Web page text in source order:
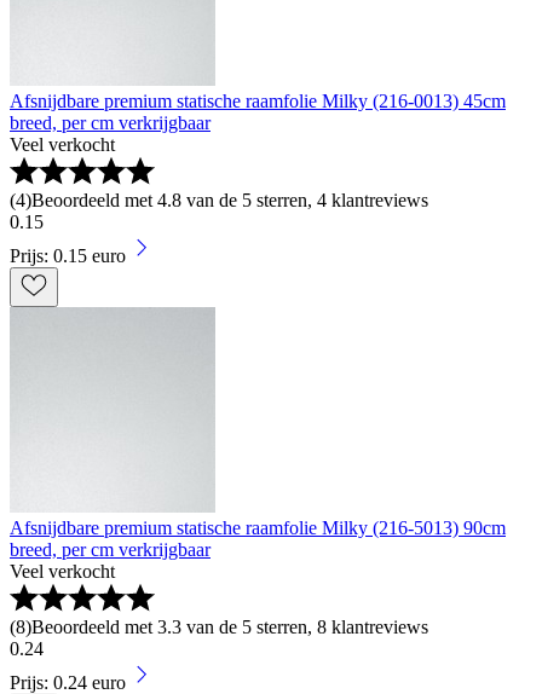
Afsnijdbare premium statische raamfolie Milky (216-0013) 45cm
breed, per cm verkrijgbaar
Veel verkocht
(4)Beoordeeld met 4.8 van de 5 sterren, 4 klantreviews
0.15
Prijs: 0.15 euro
Afsnijdbare premium statische raamfolie Milky (216-5013) 90cm
breed, per cm verkrijgbaar
Veel verkocht
(8)Beoordeeld met 3.3 van de 5 sterren, 8 klantreviews
0.24
Prijs: 0.24 euro